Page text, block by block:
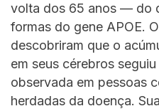
volta dos 65 anos — do
formas do gene APOE.
descobriram que o
em seus cérebros
observada em pessoas
herdadas da doença.